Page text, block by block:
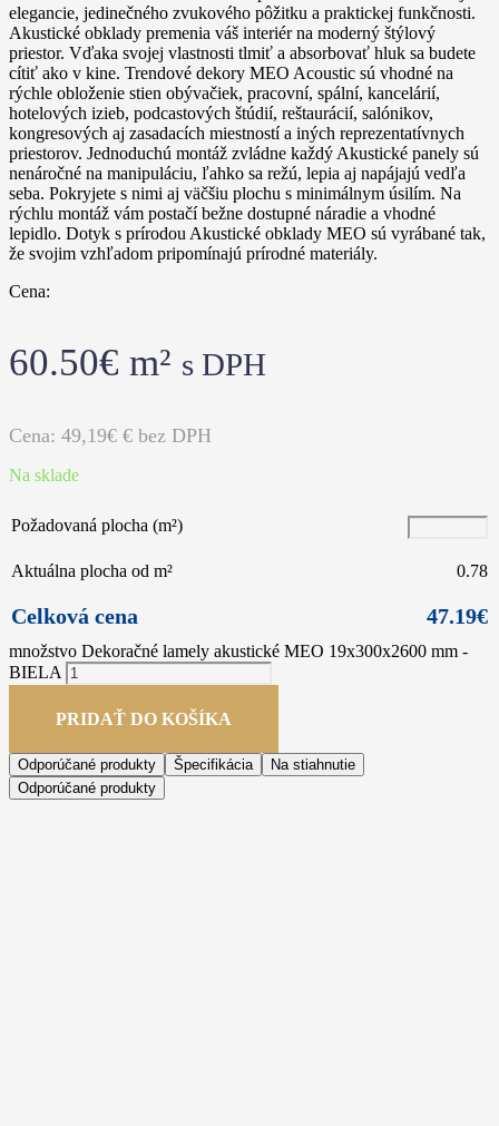
elegancie, jedinečného zvukového pôžitku a praktickej funkčnosti.
Akustické obklady premenia váš interiér na moderný štýlový
priestor. Vďaka svojej vlastnosti tlmiť a absorbovať hluk sa budete
cítiť ako v kine. Trendové dekory MEO Acoustic sú vhodné na
rýchle obloženie stien obývačiek, pracovní, spální, kancelárií,
hotelových izieb, podcastových štúdií, reštaurácií, salónikov,
kongresových aj zasadacích miestností a iných reprezentatívnych
priestorov. Jednoduchú montáž zvládne každý Akustické panely sú
nenáročné na manipuláciu, ľahko sa režú, lepia aj napájajú vedľa
seba. Pokryjete s nimi aj väčšiu plochu s minimálnym úsilím. Na
rýchlu montáž vám postačí bežne dostupné náradie a vhodné
lepidlo. Dotyk s prírodou Akustické obklady MEO sú vyrábané tak,
že svojim vzhľadom pripomínajú prírodné materiály.
Cena:
60.50€ m² s DPH
Cena: 49,19€ € bez DPH
Na sklade
Požadovaná plocha (m²)
Aktuálna plocha od m² 0.78
Celková cena 47.19€
množstvo Dekoračné lamely akustické MEO 19x300x2600 mm -
BIELA
PRIDAŤ DO KOŠÍKA
Odporúčané produkty Špecifikácia
Na stiahnutie
Odporúčané produkty